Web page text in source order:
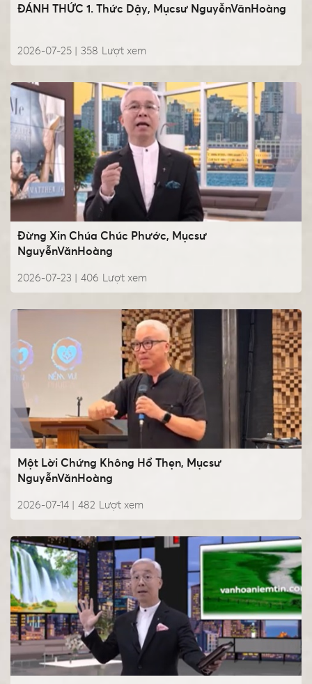
ĐÁNH THỨC 1. Thức Dậy, Mụcsư NguyễnVănHoàng
2026-07-25 | Lượt xem
358
Đừng Xin Chúa Chúc Phước, Mụcsư
NguyễnVănHoàng
2026-07-23 | Lượt xem
406
Một Lời Chứng Không Hổ Thẹn, Mụcsư
NguyễnVănHoàng
2026-07-14 | Lượt xem
482